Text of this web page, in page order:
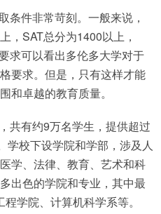
条件非常苛刻。一般来说，
，SAT总分为1400以上，
求可以看出多伦多大学对于
要求。但是，只有这样才能
和卓越的教育质量。
共有约9万名学生，提供超过
学校下设学院和学部，涉及人
学、法律、教育、艺术和科
出色的学院和专业，其中最
学院、计算机科学系等。